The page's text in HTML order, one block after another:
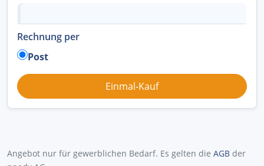
Rechnung per
Post
Angebot nur für gewerblichen Bedarf. Es gelten die AGB der